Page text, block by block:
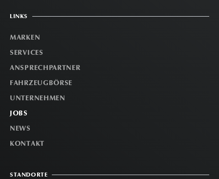
LINKS
MARKEN
SERVICES
ANSPRECHPARTNER
FAHRZEUGBÖRSE
UNTERNEHMEN
JOBS
NEWS
KONTAKT
STANDORTE